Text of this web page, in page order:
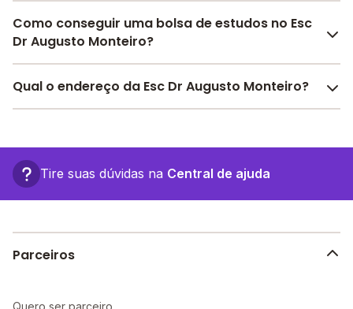
O Esc Dr Augusto Monteiro oferece toda a estrutura
necessária para o conforto e desenvolvimento
Como conseguir uma bolsa de estudos no Esc
Dr Augusto Monteiro?
Pesquise bolsas disponíveis no Melhor Escola e
Qual o endereço da Esc Dr Augusto Monteiro?
ramal belo jardim km 14, - Rio Branco - AC.
Tire suas dúvidas na Central de ajuda
Parceiros
Quero ser parceiro